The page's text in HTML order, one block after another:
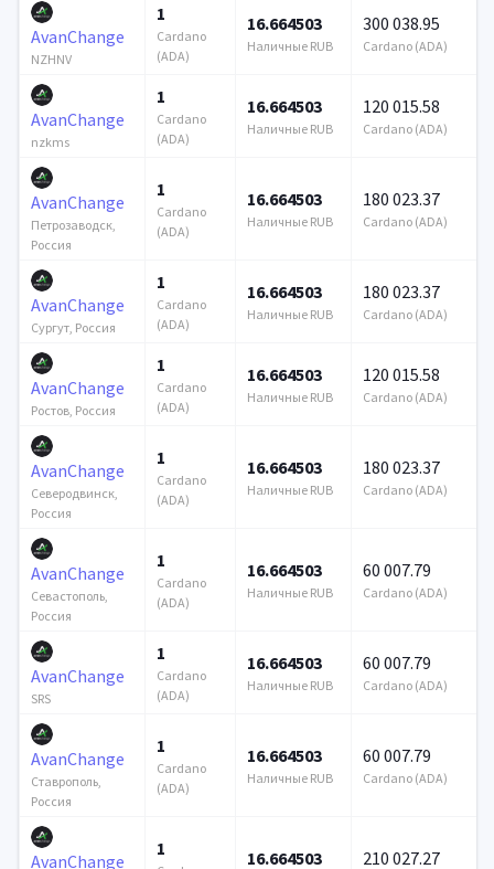
AvanChange
NZHNV
1
Cardano
(ADA)
16.664503
Наличные RUB
300 038.95
Cardano (ADA)
AvanChange
nzkms
1
Cardano
(ADA)
16.664503
Наличные RUB
120 015.58
Cardano (ADA)
AvanChange
Петрозаводск,
Россия
1
Cardano
(ADA)
16.664503
Наличные RUB
180 023.37
Cardano (ADA)
AvanChange
Сургут, Россия
1
Cardano
(ADA)
16.664503
Наличные RUB
180 023.37
Cardano (ADA)
AvanChange
Ростов, Россия
1
Cardano
(ADA)
16.664503
Наличные RUB
120 015.58
Cardano (ADA)
AvanChange
Северодвинск,
Россия
1
Cardano
(ADA)
16.664503
Наличные RUB
180 023.37
Cardano (ADA)
AvanChange
Севастополь,
Россия
1
Cardano
(ADA)
16.664503
Наличные RUB
60 007.79
Cardano (ADA)
AvanChange
SRS
1
Cardano
(ADA)
16.664503
Наличные RUB
60 007.79
Cardano (ADA)
AvanChange
Ставрополь,
Россия
1
Cardano
(ADA)
16.664503
Наличные RUB
60 007.79
Cardano (ADA)
AvanChange
1 16.664503 210 027.27